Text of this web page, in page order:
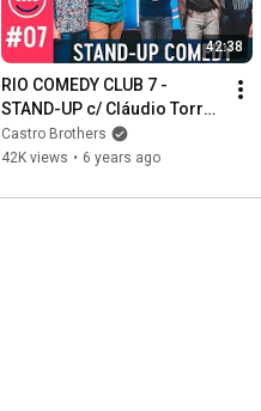
42:38
RIO COMEDY CLUB 7 -
STAND-UP c/ Cláudio Torres
Gonzaga, Xanda Dias, Cadu
Manhães e Fred
Castro Brothers
42K views • 6 years ago